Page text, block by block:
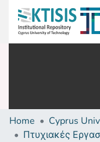
Home